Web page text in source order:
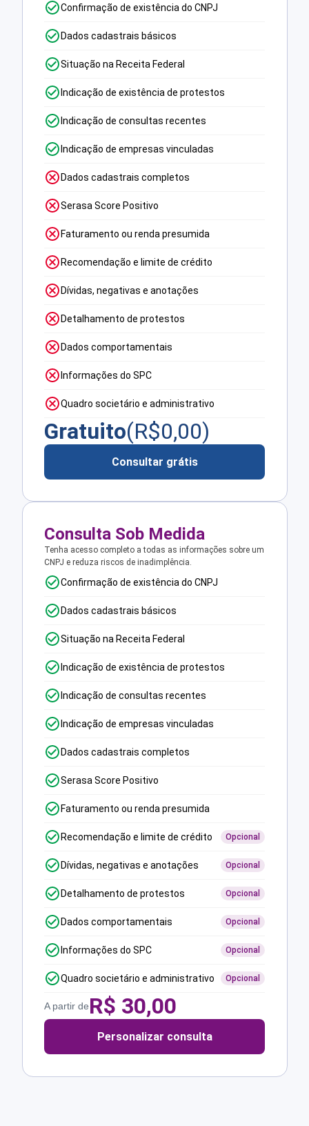
Confirmação de existência do CNPJ
Dados cadastrais básicos
Situação na Receita Federal
Indicação de existência de protestos
Indicação de consultas recentes
Indicação de empresas vinculadas
Dados cadastrais completos
Serasa Score Positivo
Faturamento ou renda presumida
Recomendação e limite de crédito
Dívidas, negativas e anotações
Detalhamento de protestos
Dados comportamentais
Informações do SPC
Quadro societário e administrativo
Gratuito(R$0,00)
Consultar grátis
Consulta Sob Medida
Tenha acesso completo a todas as informações sobre um
CNPJ e reduza riscos de inadimplência.
Confirmação de existência do CNPJ
Dados cadastrais básicos
Situação na Receita Federal
Indicação de existência de protestos
Indicação de consultas recentes
Indicação de empresas vinculadas
Dados cadastrais completos
Serasa Score Positivo
Faturamento ou renda presumida
Recomendação e limite de crédito Opcional
Dívidas, negativas e anotações Opcional
Detalhamento de protestos Opcional
Dados comportamentais Opcional
Informações do SPC Opcional
Quadro societário e administrativo Opcional
A partir deR$ 30,00
Personalizar consulta